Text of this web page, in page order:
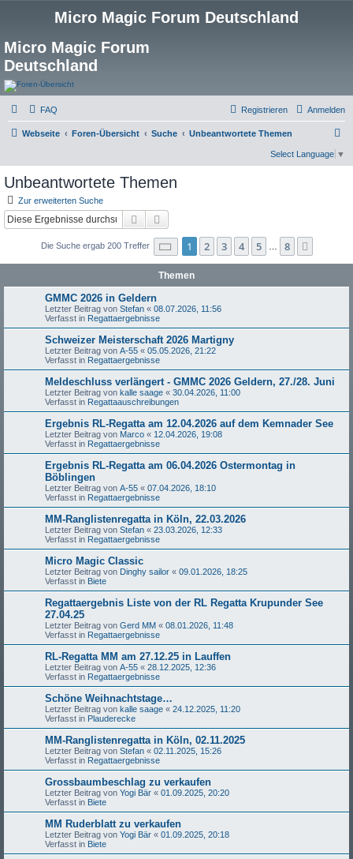
Micro Magic Forum Deutschland
Micro Magic Forum
Deutschland
FAQ Anmelden
Registrieren
Webseite Foren-Übersicht Suche Unbeantwortete Themen
Select Language ▼
Unbeantwortete Themen
Zur erweiterten Suche
Suche
Die Suche ergab 200 Treffer Seite 1von
1 2 3 4 5 8
Themen
GMMC 2026 in Geldern
Letzter Beitrag von Stefan « 08.07.2026, 11:56
Verfasst in Regattaergebnisse
Schweizer Meisterschaft 2026 Martigny
Letzter Beitrag von A-55 « 05.05.2026, 21:22
Verfasst in Regattaergebnisse
Meldeschluss verlängert - GMMC 2026 Geldern, 27./28. Juni
Letzter Beitrag von kalle saage « 30.04.2026, 11:00
Verfasst in Regattaauschreibungen
Ergebnis RL-Regatta am 12.04.2026 auf dem Kemnader See
Letzter Beitrag von Marco « 12.04.2026, 19:08
Verfasst in Regattaergebnisse
Ergebnis RL-Regatta am 06.04.2026 Ostermontag in
Böblingen
Letzter Beitrag von A-55 « 07.04.2026, 18:10
Verfasst in Regattaergebnisse
MM-Ranglistenregatta in Köln, 22.03.2026
Letzter Beitrag von Stefan « 23.03.2026, 12:33
Verfasst in Regattaergebnisse
Micro Magic Classic
Letzter Beitrag von Dinghy sailor « 09.01.2026, 18:25
Verfasst in Biete
Regattaergebnis Liste von der RL Regatta Krupunder See
27.04.25
Letzter Beitrag von Gerd MM « 08.01.2026, 11:48
Verfasst in Regattaergebnisse
RL-Regatta MM am 27.12.25 in Lauffen
Letzter Beitrag von A-55 « 28.12.2025, 12:36
Verfasst in Regattaergebnisse
Schöne Weihnachtstage…
Letzter Beitrag von kalle saage « 24.12.2025, 11:20
Verfasst in Plauderecke
MM-Ranglistenregatta in Köln, 02.11.2025
Letzter Beitrag von Stefan « 02.11.2025, 15:26
Verfasst in Regattaergebnisse
Grossbaumbeschlag zu verkaufen
Letzter Beitrag von Yogi Bär « 01.09.2025, 20:20
Verfasst in Biete
MM Ruderblatt zu verkaufen
Letzter Beitrag von Yogi Bär « 01.09.2025, 20:18
Verfasst in Biete